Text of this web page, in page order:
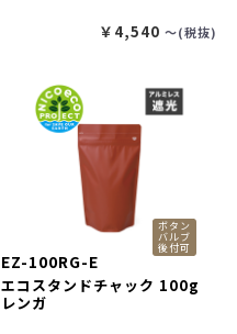
￥4,540 〜(税抜)
ボタン
バルブ
後付可
EZ-100RG-E
エコスタンドチャック 100g
レンガ